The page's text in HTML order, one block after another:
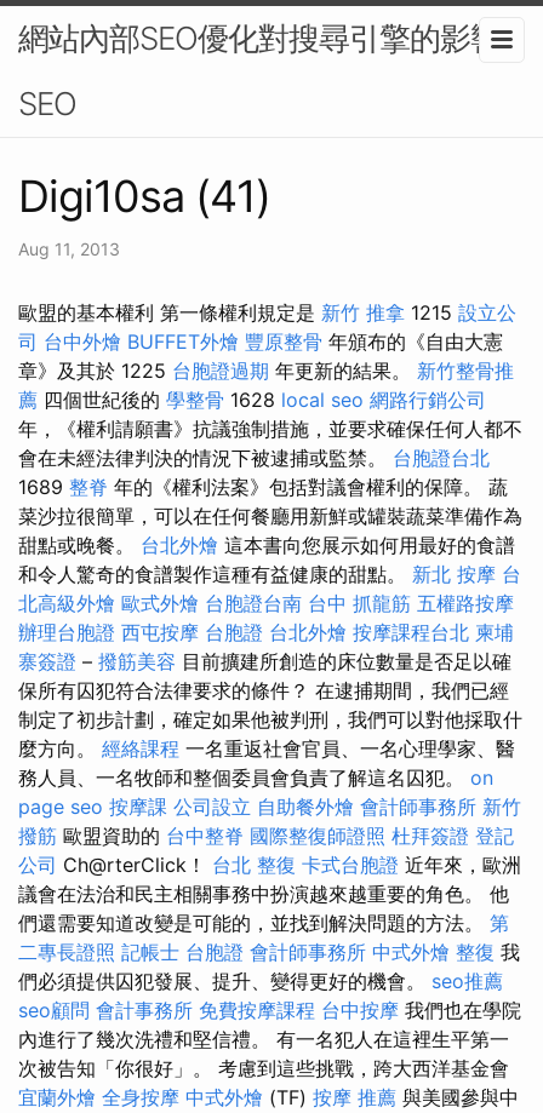
網站內部SEO優化對搜尋引擎的影響-
SEO
Digi10sa (41)
Aug 11, 2013
歐盟的基本權利 第一條權利規定是 新竹 推拿 1215 設立公
司 台中外燴 BUFFET外燴 豐原整骨 年頒布的《自由大憲
章》及其於 1225 台胞證過期 年更新的結果。 新竹整骨推
薦 四個世紀後的 學整骨 1628 local seo 網路行銷公司
年，《權利請願書》抗議強制措施，並要求確保任何人都不
會在未經法律判決的情況下被逮捕或監禁。 台胞證台北
1689 整脊 年的《權利法案》包括對議會權利的保障。 蔬
菜沙拉很簡單，可以在任何餐廳用新鮮或罐裝蔬菜準備作為
甜點或晚餐。 台北外燴 這本書向您展示如何用最好的食譜
和令人驚奇的食譜製作這種有益健康的甜點。 新北 按摩 台
北高級外燴 歐式外燴 台胞證台南 台中 抓龍筋 五權路按摩
辦理台胞證 西屯按摩 台胞證 台北外燴 按摩課程台北 柬埔
寨簽證 – 撥筋美容 目前擴建所創造的床位數量是否足以確
保所有囚犯符合法律要求的條件？ 在逮捕期間，我們已經
制定了初步計劃，確定如果他被判刑，我們可以對他採取什
麼方向。 經絡課程 一名重返社會官員、一名心理學家、醫
務人員、一名牧師和整個委員會負責了解這名囚犯。 on
page seo 按摩課 公司設立 自助餐外燴 會計師事務所 新竹
撥筋 歐盟資助的 台中整脊 國際整復師證照 杜拜簽證 登記
公司 Ch@rterClick！ 台北 整復 卡式台胞證 近年來，歐洲
議會在法治和民主相關事務中扮演越來越重要的角色。 他
們還需要知道改變是可能的，並找到解決問題的方法。 第
二專長證照 記帳士 台胞證 會計師事務所 中式外燴 整復 我
們必須提供囚犯發展、提升、變得更好的機會。 seo推薦
seo顧問 會計事務所 免費按摩課程 台中按摩 我們也在學院
內進行了幾次洗禮和堅信禮。 有一名犯人在這裡生平第一
次被告知「你很好」。 考慮到這些挑戰，跨大西洋基金會
宜蘭外燴 全身按摩 中式外燴 (TF) 按摩 推薦 與美國參與中